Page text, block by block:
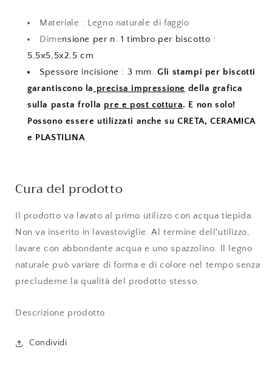
Materiale : Legno naturale di faggio
Dimensione per n. 1 timbro per biscotto :
5,5x5,5x2,5 cm
Spessore incisione : 3 mm.Gli stampi per biscotti
garantiscono la precisa impressione della grafica
sulla pasta frolla pre e post cottura. E non solo!
Possono essere utilizzati anche su CRETA, CERAMICA
e PLASTILINA
Cura del prodotto
Il prodotto va lavato al primo utilizzo con acqua tiepida.
Non va inserito in lavastoviglie. Al termine dell'utilizzo,
lavare con abbondante acqua e uno spazzolino. Il legno
naturale può variare di forma e di colore nel tempo senza
precluderne la qualità del prodotto stesso.
Descrizione prodotto
Condividi